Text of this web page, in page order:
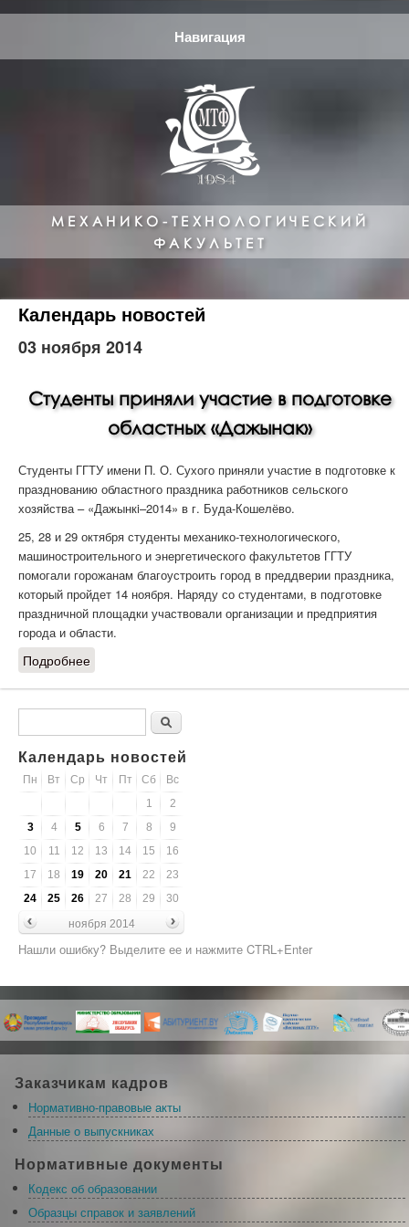
Навигация
МЕХАНИКО-ТЕХНОЛОГИЧЕСКИЙ
ФАКУЛЬТЕТ
Календарь новостей
03 ноября 2014
Студенты приняли участие в подготовке
областных «Дажынак»
Студенты ГГТУ имени П. О. Сухого приняли участие в подготовке к
празднованию областного праздника работников сельского
хозяйства – «Дажынкi–2014» в г. Буда-Кошелёво.
25, 28 и 29 октября студенты механико-технологического,
машиностроительного и энергетического факультетов ГГТУ
помогали горожанам благоустроить город в преддверии праздника,
который пройдет 14 ноября. Наряду со студентами, в подготовке
праздничной площадки участвовали организации и предприятия
города и области.
Подробнее
Поиск
Календарь новостей
Пн Вт Ср Чт Пт Сб
Вс
1
2
3
4 5 6 7 8
9
10
11 12 13 14 15
16
17
18 19 20 21 22
23
24
25 26 27 28 29
30
ноября 2014
Нашли ошибку? Выделите ее и нажмите CTRL+Enter
Заказчикам кадров
Нормативно-правовые акты
Данные о выпускниках
Нормативные документы
Кодекс об образовании
Образцы справок и заявлений